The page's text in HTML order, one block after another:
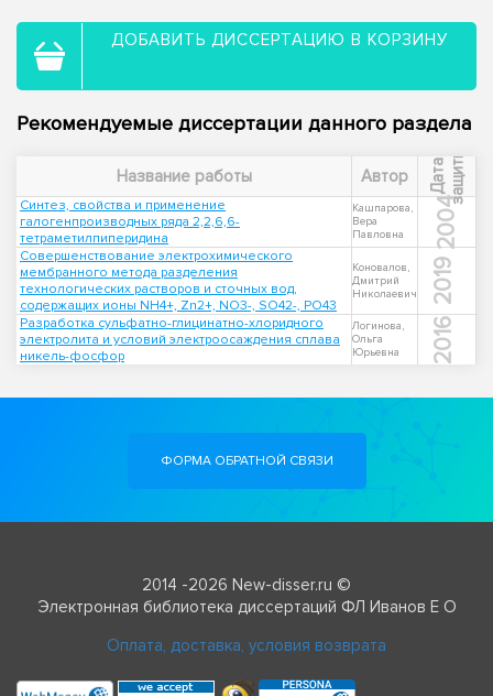
ДОБАВИТЬ ДИССЕРТАЦИЮ В КОРЗИНУ
Рекомендуемые диссертации данного раздела
Название работы Автор Д
а
т
а
з
а
щ
и
т ы
Синтез, свойства и применение
галогенпроизводных ряда 2,2,6,6-
тетраметилпиперидина
Кашпарова,
Вера
Павловна
2004
Совершенствование электрохимического
мембранного метода разделения
технологических растворов и сточных вод,
содержащих ионы NH4+, Zn2+, NO3-, SO42-, PO43
Коновалов,
Дмитрий
Николаевич
2019
Разработка сульфатно-глицинатно-хлоридного
электролита и условий электроосаждения сплава
никель-фосфор
Логинова,
Ольга
Юрьевна
2016
ФОРМА ОБРАТНОЙ СВЯЗИ
2014 -2026 New-disser.ru ©
Электронная библиотека диссертаций ФЛ Иванов Е О
Оплата, доставка, условия возврата